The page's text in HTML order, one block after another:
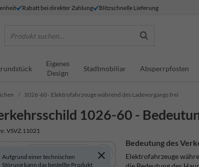
Rabatt bei direkter Zahlung Blitzschnelle Lieferung
Produkt suchen...
Eigenes
Design
Stadtmobiliar Absperrpfosten
1026-60 - Elektrofahrzeuge während des Ladevorgangs frei
1026-60 -
VSVZ.11021
Aufgrund einer technischen
Störung kann das bestellte Produkt
In 3D anzeigen
Bedeutung des
Elektrofahrzeuge